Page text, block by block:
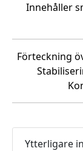
Innehåller
Förteckning
Ytterligare